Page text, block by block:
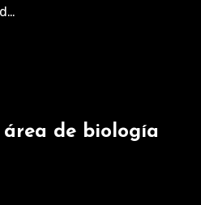
de biología